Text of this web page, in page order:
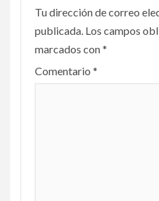
Tu dirección de correo
publicada. Los campos
marcados con*
Comentario *